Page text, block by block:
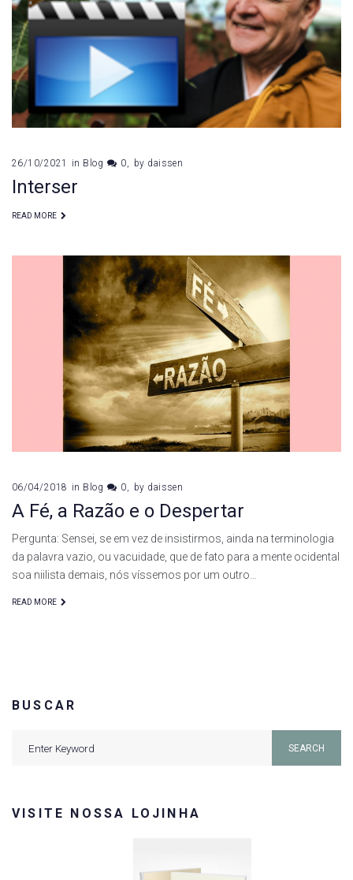
26/10/2021 in Blog 0 by daissen
Interser
READ MORE
06/04/2018 in Blog 0 by daissen
A Fé, a Razão e o Despertar
Pergunta: Sensei, se em vez de insistirmos, ainda na terminologia
da palavra vazio, ou vacuidade, que de fato para a mente ocidental
soa niilista demais, nós víssemos por um outro…
READ MORE
BUSCAR
SEARCH
VISITE NOSSA LOJINHA